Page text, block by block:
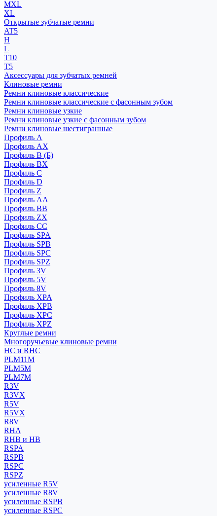
MXL
XL
Открытые зубчатые ремни
AT5
H
L
T10
T5
Аксессуары для зубчатых ремней
Клиновые ремни
Ремни клиновые классические
Ремни клиновые классические с фасонным зубом
Ремни клиновые узкие
Ремни клиновые узкие с фасонным зубом
Ремни клиновые шестигранные
Профиль A
Профиль AX
Профиль B (Б)
Профиль BX
Профиль C
Профиль D
Профиль Z
Профиль АА
Профиль BB
Профиль ZX
Профиль CC
Профиль SPA
Профиль SPB
Профиль SPC
Профиль SPZ
Профиль 3V
Профиль 5V
Профиль 8V
Профиль XPA
Профиль XPB
Профиль XPC
Профиль XPZ
Круглые ремни
Многоручьевые клиновые ремни
HC и RHC
PLM11M
PLM5M
PLM7M
R3V
R3VX
R5V
R5VX
R8V
RHA
RHB и HB
RSPA
RSPB
RSPC
RSPZ
усиленные R5V
усиленные R8V
усиленные RSPB
усиленные RSPC